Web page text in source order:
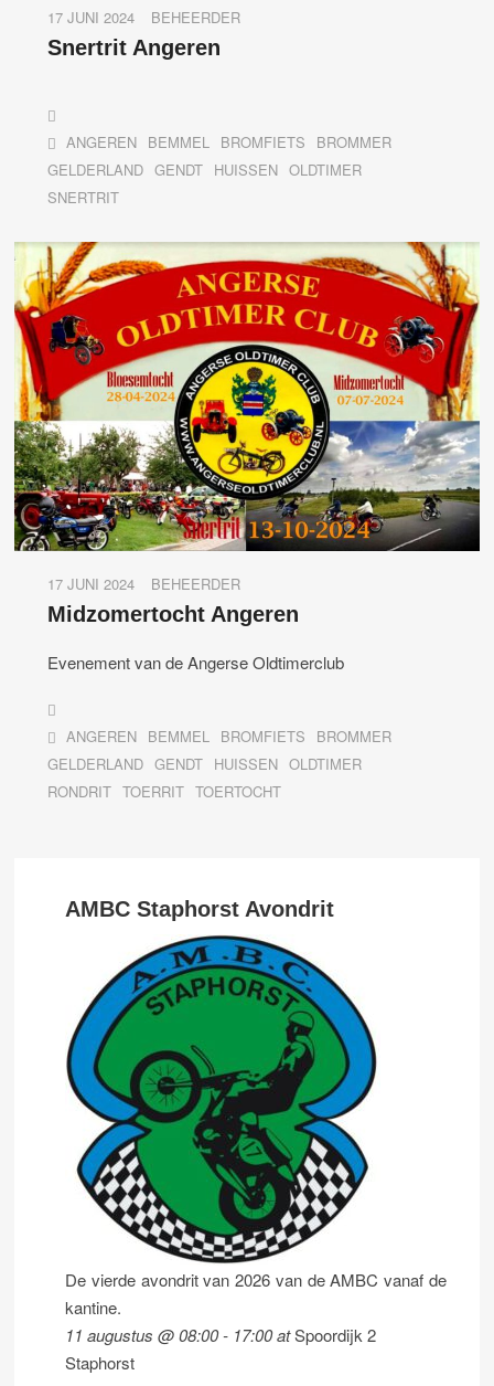
17 JUNI 2024 BEHEERDER
Snertrit Angeren
ANGEREN BEMMEL BROMFIETS
BROMMER
GELDERLAND GENDT HUISSEN OLDTIMER
SNERTRIT
17 JUNI 2024 BEHEERDER
Midzomertocht Angeren
Evenement van de Angerse Oldtimerclub
ANGEREN BEMMEL BROMFIETS
BROMMER
GELDERLAND GENDT HUISSEN OLDTIMER
RONDRIT TOERRIT TOERTOCHT
AMBC Staphorst Avondrit
De vierde avondrit van 2026 van de AMBC vanaf de
kantine.
11 augustus @ 08:00- 17:00atSpoordijk 2
Staphorst